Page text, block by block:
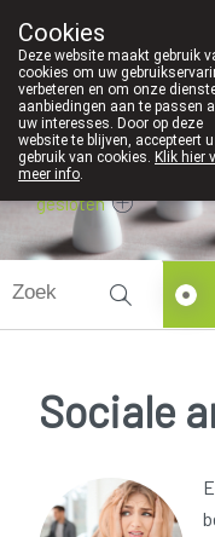
gesloten
Sociale
Cookies
Deze website maakt gebruik
cookies om uw
verbeteren en om onze
aanbiedingen aan te passen
uw interesses. Door op deze
website te blijven, accepteert
gebruik van cookies. Klik hier
meer info.